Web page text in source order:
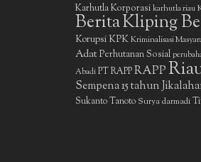
Karhutla Korporasi karhutla riau
BeritaKliping
Korupsi KPK Kriminalisasi
AdatPerhutanan Sosial
Abadi PT RAPPRAPP
Sempena 15 tahun
Sukanto Tanoto Surya darmadi